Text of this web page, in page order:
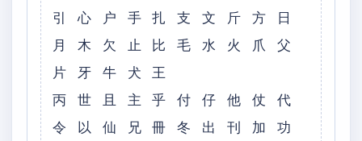
引 心 户 手 扎 支 文 斤 方 日
月 木 欠 止 比 毛 水 火 爪 父
片 牙 牛 犬 王
丙 世 且 主 乎 付 仔 他 仗 代
令 以 仙 兄 冊 冬 出 刊 加 功